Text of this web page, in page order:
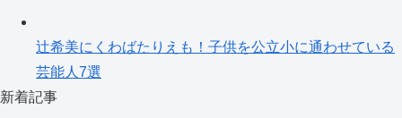
辻希美にくわばたりえも！子供を公立小に通わせている
芸能人7選
新着記事